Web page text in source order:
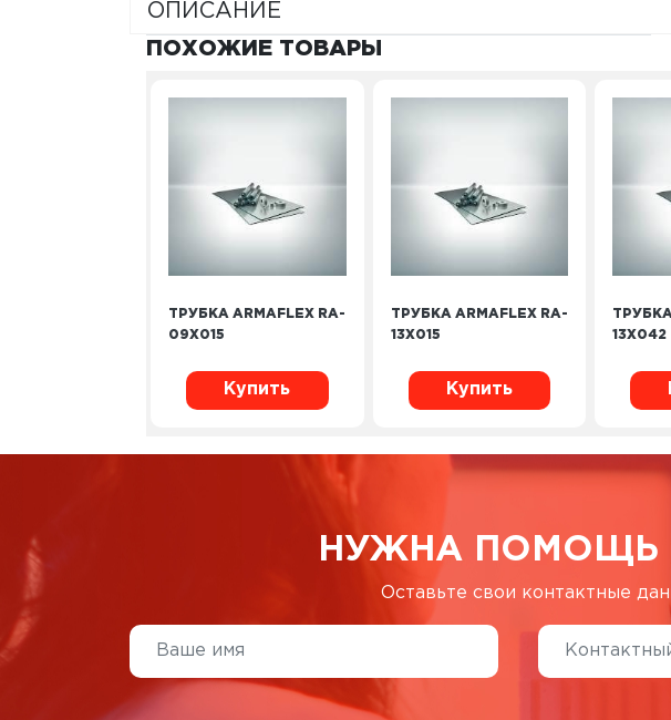
ОПИСАНИЕ
ПОХОЖИЕ ТОВАРЫ
ТРУБКА ARMAFLEX RA-
09X015
Купить
ТРУБКА ARMAFLEX RA-
13X015
Купить
ТРУБКА
13X042
НУЖНА ПОМОЩЬ
Оставьте свои контактные